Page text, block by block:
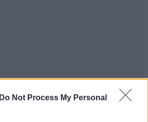
Do Not Process My Personal